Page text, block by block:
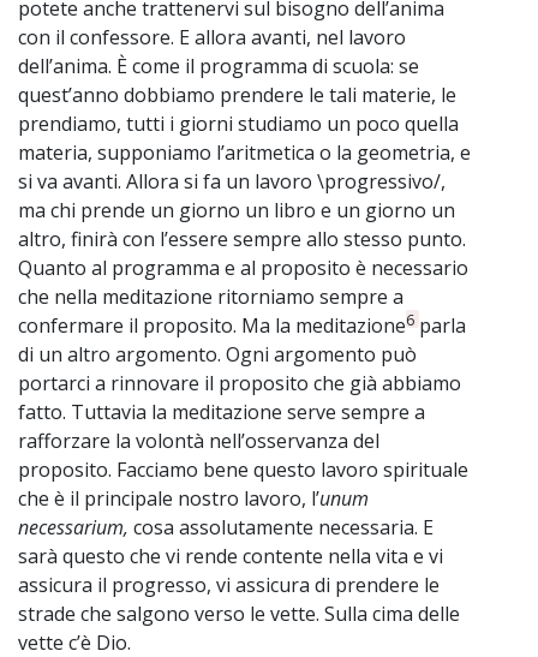
potete anche trattenervi sul bisogno dell’anima
con il confessore. E allora avanti, nel lavoro
dell’anima. È come il programma di scuola: se
quest’anno dobbiamo prendere le tali materie, le
prendiamo, tutti i giorni studiamo un poco quella
materia, supponiamo l’aritmetica o la geometria, e
si va avanti. Allora si fa un lavoro \progressivo/,
ma chi prende un giorno un libro e un giorno un
altro, finirà con l’essere sempre allo stesso punto.
Quanto al programma e al proposito è necessario
che nella meditazione ritorniamo sempre a
confermare il proposito. Ma la meditazione6 parla
di un altro argomento. Ogni argomento può
portarci a rinnovare il proposito che già abbiamo
fatto. Tuttavia la meditazione serve sempre a
rafforzare la volontà nell’osservanza del
proposito. Facciamo bene questo lavoro spirituale
che è il principale nostro lavoro, l’unum
necessarium, cosa assolutamente necessaria. E
sarà questo che vi rende contente nella vita e vi
assicura il progresso, vi assicura di prendere le
strade che salgono verso le vette. Sulla cima delle
vette c’è Dio.